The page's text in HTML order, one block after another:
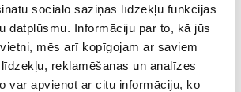
sociālo saziņas līdzekļu funkcijas
datplūsmu. Informāciju par to, kā jūs
mēs arī kopīgojam ar saviem
reklamēšanas un analīzes
var apvienot ar citu informāciju, ko
Video